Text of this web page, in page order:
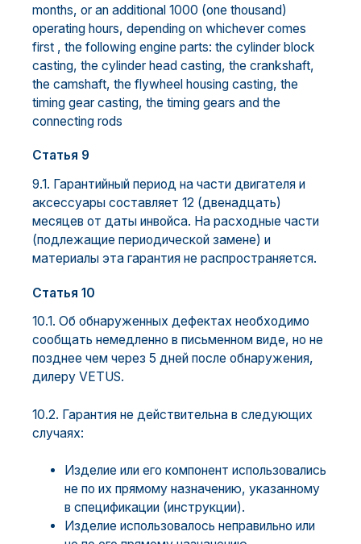
months, or an additional 1000 (one thousand)
operating hours, depending on whichever comes
first , the following engine parts: the cylinder block
casting, the cylinder head casting, the crankshaft,
the camshaft, the flywheel housing casting, the
timing gear casting, the timing gears and the
connecting rods
Статья 9
9.1. Гарантийный период на части двигателя и
аксессуары составляет 12 (двенадцать)
месяцев от даты инвойса. На расходные части
(подлежащие периодической замене) и
материалы эта гарантия не распространяется.
Статья 10
10.1. Об обнаруженных дефектах необходимо
сообщать немедленно в письменном виде, но не
позднее чем через 5 дней после обнаружения,
дилеру VETUS.
10.2. Гарантия не действительна в следующих
случаях:
Изделие или его компонент использовались
не по их прямому назначению, указанному
в спецификации (инструкции).
Изделие использовалось неправильно или